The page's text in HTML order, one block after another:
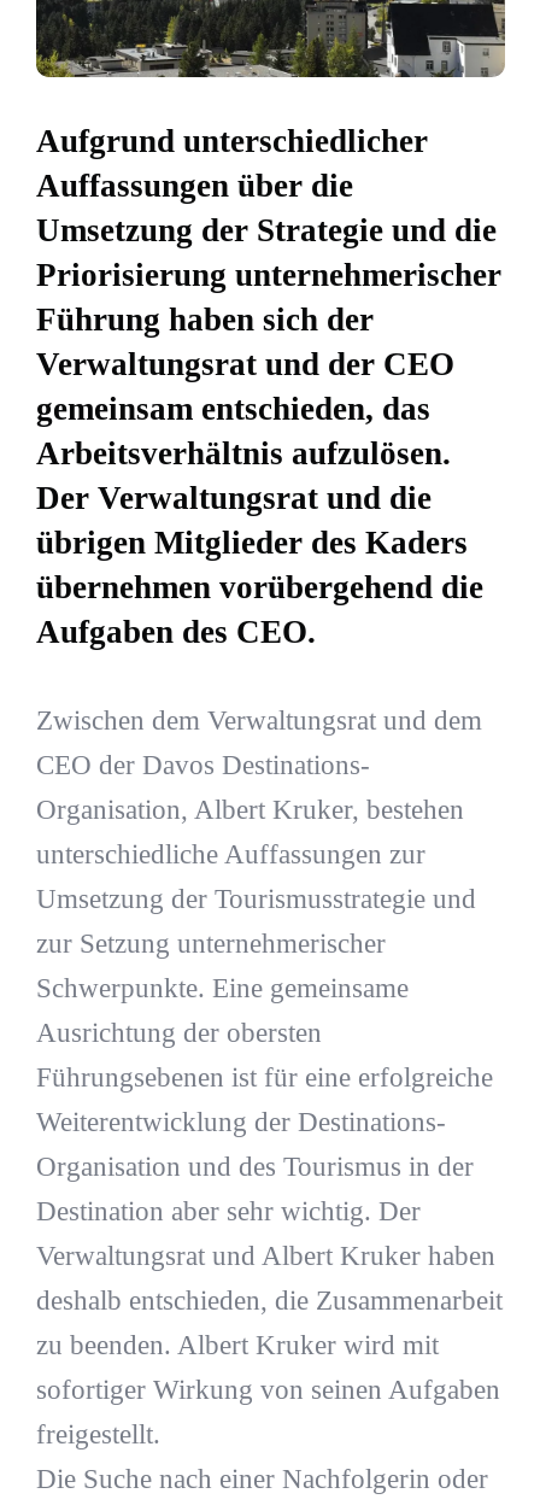
Aufgrund unterschiedlicher
Auffassungen über die
Umsetzung der Strategie und die
Priorisierung unternehmerischer
Führung haben sich der
Verwaltungsrat und der CEO
gemeinsam entschieden, das
Arbeitsverhältnis aufzulösen.
Der Verwaltungsrat und die
übrigen Mitglieder des Kaders
übernehmen vorübergehend die
Aufgaben des CEO.
Zwischen dem Verwaltungsrat und dem
CEO der Davos Destinations-
Organisation, Albert Kruker, bestehen
unterschiedliche Auffassungen zur
Umsetzung der Tourismusstrategie und
zur Setzung unternehmerischer
Schwerpunkte. Eine gemeinsame
Ausrichtung der obersten
Führungsebenen ist für eine erfolgreiche
Weiterentwicklung der Destinations-
Organisation und des Tourismus in der
Destination aber sehr wichtig. Der
Verwaltungsrat und Albert Kruker haben
deshalb entschieden, die Zusammenarbeit
zu beenden. Albert Kruker wird mit
sofortiger Wirkung von seinen Aufgaben
freigestellt.
Die Suche nach einer Nachfolgerin oder